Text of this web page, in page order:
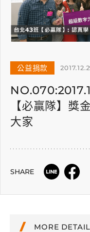
公益捐款
【必贏隊】獎
大家
SHARE
MORE DETAIL